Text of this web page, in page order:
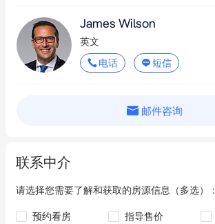
James Wilson
英文
电话
短信
邮件咨询
联系中介
请选择您需要了解和获取的房源信息（多选）：
预约看房 指导售价